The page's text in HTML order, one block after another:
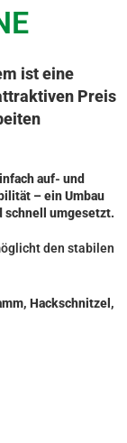
ist eine
Preis
auf- und
– ein Umbau
schnell umgesetzt.
den stabilen
Hackschnitzel,